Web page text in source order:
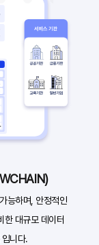
능하며, 안정적인
한 대규모 데이터
니다.